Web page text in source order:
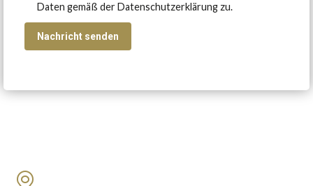
Daten gemäß der Datenschutzerklärung zu.